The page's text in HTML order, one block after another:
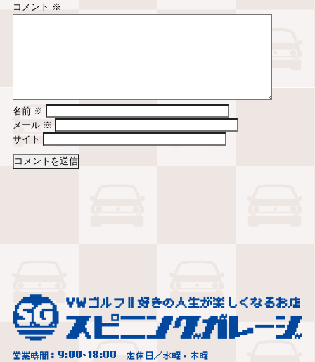
コメント ※
名前 ※
メール ※
サイト
営業時間： 9:00~18:00
定休日／水曜・木曜